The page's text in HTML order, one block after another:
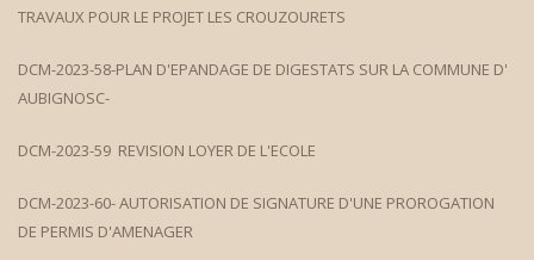
TRAVAUX POUR LE PROJET LES CROUZOURETS
DCM-2023-58-PLAN D'EPANDAGE DE DIGESTATS SUR LA COMMUNE D'
AUBIGNOSC-
DCM-2023-59 REVISION LOYER DE L'ECOLE
DCM-2023-60- AUTORISATION DE SIGNATURE D'UNE PROROGATION
DE PERMIS D'AMENAGER